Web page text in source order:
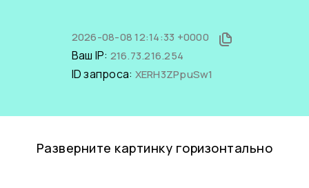
2026-08-08 12:14:33 +0000
Ваш IP: 216.73.216.254
ID запроса: XERH3ZPpuSw1
Разверните картинку горизонтально